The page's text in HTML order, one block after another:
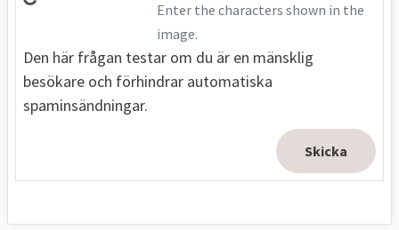
Enter the characters shown in the
image.
Den här frågan testar om du är en mänsklig
besökare och förhindrar automatiska
spaminsändningar.